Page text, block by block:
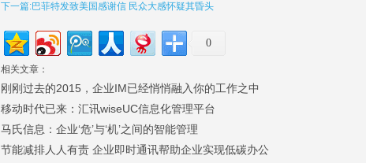
下一篇:巴菲特发致美国感谢信 民众大感怀疑其昏头
0
相关文章：
刚刚过去的2015，企业IM已经悄悄融入你的工作之中
移动时代已来：汇讯wiseUC信息化管理平台
马氏信息：企业‘危’与‘机’之间的智能管理
节能减排人人有责 企业即时通讯帮助企业实现低碳办公